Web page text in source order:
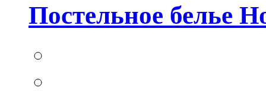
Постельное белье